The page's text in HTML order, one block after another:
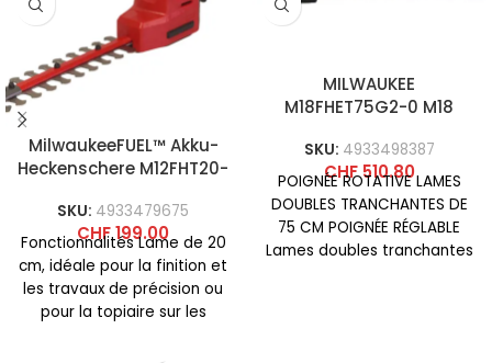
MilwaukeeFUEL™ Akku-
Heckenschere M12FHT20-
SKU: 4933479675
CHF199.00
Fonctionnalités Lame de 20
cm, idéale pour la finition et
les travaux de précision ou
pour la topiaire sur les
MILWAUKEE
M18FHET75G2-0 M18
SKU: 4933498387
CHF510.80
POIGNÉE ROTATIVE LAMES
DOUBLES TRANCHANTES DE
75 CM POIGNÉE RÉGLABLE
Lames doubles tranchantes